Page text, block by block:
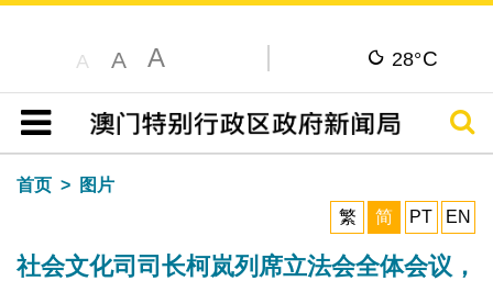
A A A 28°C
目录
搜寻
首页
图片
繁
简 PT EN
社会文化司司长柯岚列席立法会全体会议，